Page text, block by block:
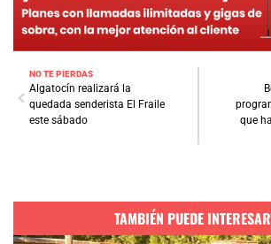
NO TE PIERDAS
Algatocín realizará la
quedada senderista El Fraile
este sábado
que
TAMBIÉN PUEDE